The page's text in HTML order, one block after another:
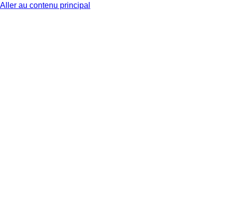
Aller au contenu principal